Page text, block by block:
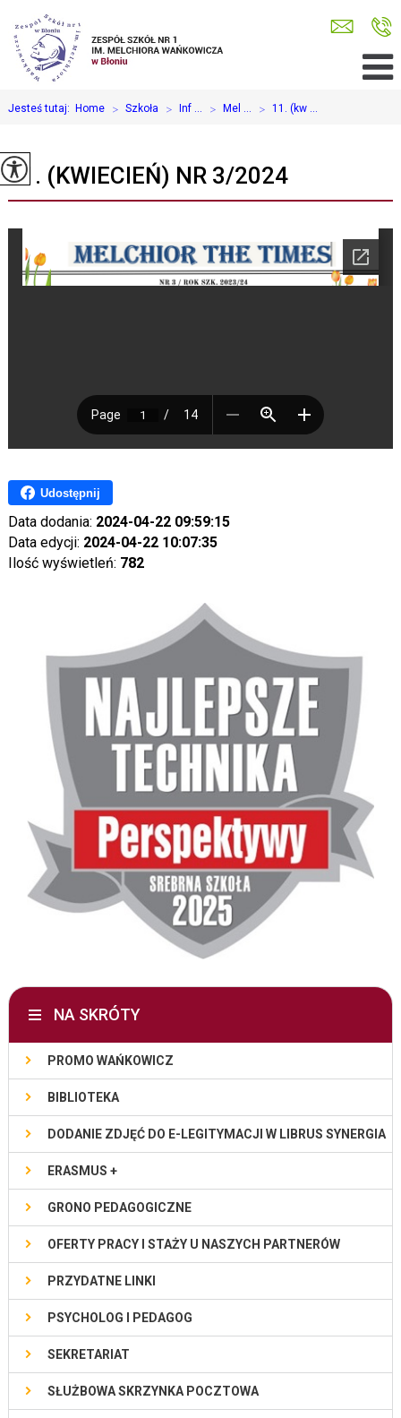
Jesteś tutaj: Home > Szkoła > Inf ... > Mel ... > 11. (kw ...
11. (KWIECIEŃ) NR 3/2024
Udostępnij
Data dodania: 2024-04-22 09:59:15
Data edycji: 2024-04-22 10:07:35
Ilość wyświetleń: 782
NA SKRÓTY
PROMO WAŃKOWICZ
BIBLIOTEKA
DODANIE ZDJĘĆ DO E-LEGITYMACJI W LIBRUS SYNERGIA
ERASMUS +
GRONO PEDAGOGICZNE
OFERTY PRACY I STAŻY U NASZYCH PARTNERÓW
PRZYDATNE LINKI
PSYCHOLOG I PEDAGOG
SEKRETARIAT
SŁUŻBOWA SKRZYNKA POCZTOWA